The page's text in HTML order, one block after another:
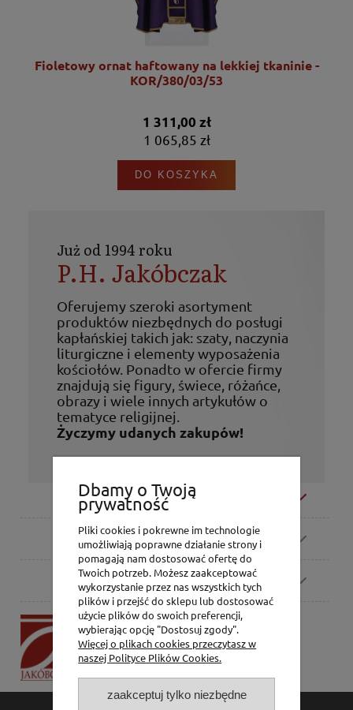
Fioletowy ornat haftowany na lekkiej tkaninie -
KOR/380/03/53
1 311,00 zł
1 065,85 zł
DO KOSZYKA
Już od 1994 roku
P.H. Jakóbczak
Oferujemy szeroki asortyment
produktów niezbędnych do posługi
kapłańskiej takich jak: szaty, naczynia
liturgiczne i elementy wyposażenia
kościołów. Ponadto w ofercie firmy
znajdują się figury, świece, różańce,
obrazy i wiele innych artykułów o
tematyce religijnej.
Życzymy udanych zakupów!
Moje konto
Zamówienia
Pomoc
P.H. Jakóbczak
Dorota Jakóbczak
Bialska 2/4,
Dbamy o Twoją
prywatność
Pliki cookies i pokrewne im technologie
umożliwiają poprawne działanie strony i
pomagają nam dostosować ofertę do
Twoich potrzeb. Możesz zaakceptować
wykorzystanie przez nas wszystkich tych
plików i przejść do sklepu lub dostosować
użycie plików do swoich preferencji,
wybierając opcję "Dostosuj zgody".
Więcej o plikach cookies przeczytasz w
naszej Polityce Plików Cookies.
zaakceptuj tylko niezbędne